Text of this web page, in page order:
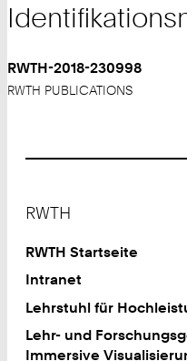
RWTH-2018-230998
RWTH PUBLICATIONS
RWTH
RWTH Startseite
Intranet
Lehrstuhl für
Lehr- und
Immersive